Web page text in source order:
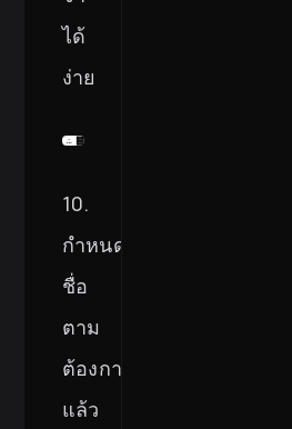
ได้
ง่าย
10.
กำหนด
ชื่อ
ตาม
ต้องการ
แล้ว